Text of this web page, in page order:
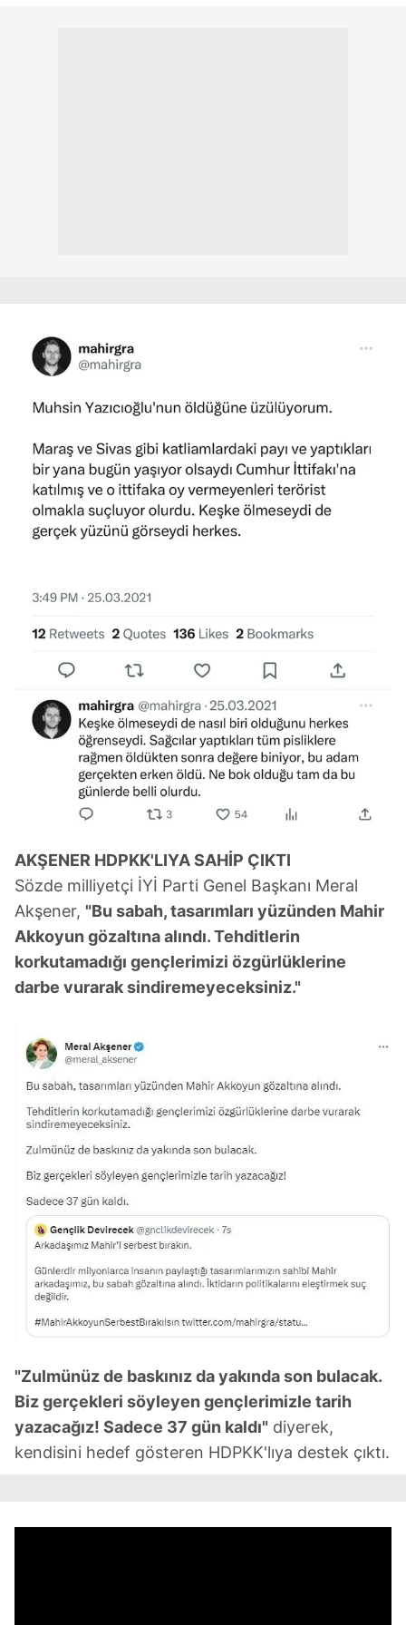
AKŞENER HDPKK'LIYA SAHİP ÇIKTI
Sözde milliyetçi İYİ Parti Genel Başkanı Meral
Akşener, "Bu sabah, tasarımları yüzünden Mahir
Akkoyun gözaltına alındı. Tehditlerin
korkutamadığı gençlerimizi özgürlüklerine
darbe vurarak sindiremeyeceksiniz."
"Zulmünüz de baskınız da yakında son bulacak.
Biz gerçekleri söyleyen gençlerimizle tarih
yazacağız! Sadece 37 gün kaldı" diyerek,
kendisini hedef gösteren HDPKK'lıya destek çıktı.